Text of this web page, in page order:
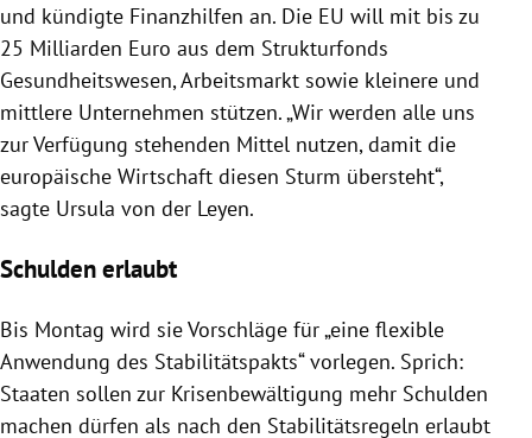
und kündigte Finanzhilfen an. Die EU will mit bis zu
25 Milliarden Euro aus dem Strukturfonds
Gesundheitswesen, Arbeitsmarkt sowie kleinere und
mittlere Unternehmen stützen. „Wir werden alle uns
zur Verfügung stehenden Mittel nutzen, damit die
europäische Wirtschaft diesen Sturm übersteht“,
sagte Ursula von der Leyen.
Schulden erlaubt
Bis Montag wird sie Vorschläge für „eine flexible
Anwendung des Stabilitätspakts“ vorlegen. Sprich:
Staaten sollen zur Krisenbewältigung mehr Schulden
machen dürfen als nach den Stabilitätsregeln erlaubt